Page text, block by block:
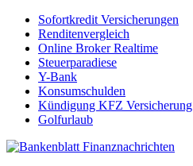
Sofortkredit Versicherungen
Renditenvergleich
Online Broker Realtime
Steuerparadiese
Y-Bank
Konsumschulden
Kündigung KFZ Versicherung
Golfurlaub